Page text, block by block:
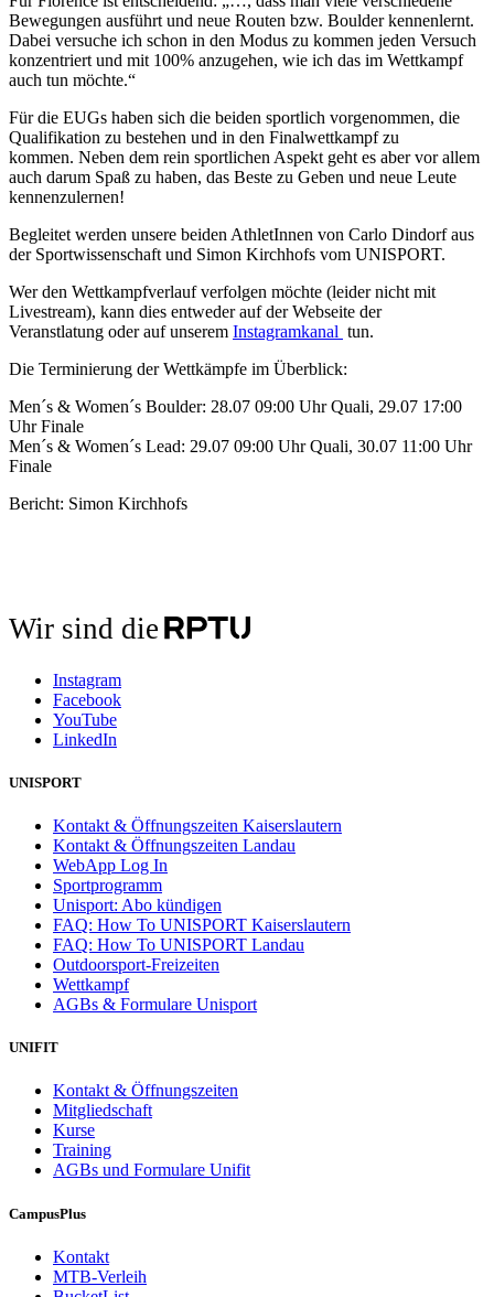
Bewegungen ausführt und neue Routen bzw. Boulder kennenlernt.
Dabei versuche ich schon in den Modus zu kommen jeden Versuch
konzentriert und mit 100% anzugehen, wie ich das im Wettkampf
auch tun möchte.“
Für die EUGs haben sich die beiden sportlich vorgenommen, die
Qualifikation zu bestehen und in den Finalwettkampf zu
kommen. Neben dem rein sportlichen Aspekt geht es aber vor allem
auch darum Spaß zu haben, das Beste zu Geben und neue Leute
kennenzulernen!
Begleitet werden unsere beiden AthletInnen von Carlo Dindorf aus
der Sportwissenschaft und Simon Kirchhofs vom UNISPORT.
Wer den Wettkampfverlauf verfolgen möchte (leider nicht mit
Livestream), kann dies entweder auf der Webseite der
Veranstlatung oder auf unserem Instagramkanal tun.
Die Terminierung der Wettkämpfe im Überblick:
Men´s & Women´s Boulder: 28.07 09:00 Uhr Quali, 29.07 17:00
Uhr Finale
Men´s & Women´s Lead: 29.07 09:00 Uhr Quali, 30.07 11:00 Uhr
Finale
Bericht: Simon Kirchhofs
Wir sind die
Instagram
Facebook
YouTube
LinkedIn
UNISPORT
Kontakt & Öffnungszeiten Kaiserslautern
Kontakt & Öffnungszeiten Landau
WebApp Log In
Sportprogramm
Unisport: Abo kündigen
FAQ: How To UNISPORT Kaiserslautern
FAQ: How To UNISPORT Landau
Outdoorsport-Freizeiten
Wettkampf
AGBs & Formulare Unisport
UNIFIT
Kontakt & Öffnungszeiten
Mitgliedschaft
Kurse
Training
AGBs und Formulare Unifit
CampusPlus
Kontakt
MTB-Verleih